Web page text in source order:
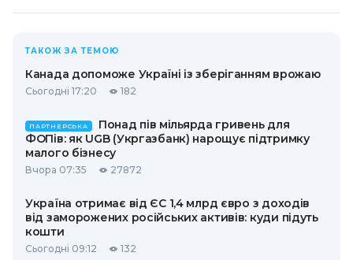
ТАКОЖ ЗА ТЕМОЮ
Канада допоможе Україні із зберіганням врожаю
Сьогодні 17:20 182
ПАРТНЕРСЬКА
Понад пів мільярда гривень для
ФОПів: як UGB (Укргазбанк) нарощує підтримку
малого бізнесу
Вчора 07:35 27872
Україна отримає від ЄС 1,4 млрд євро з доходів
від заморожених російських активів: куди підуть
кошти
Сьогодні 09:12 132